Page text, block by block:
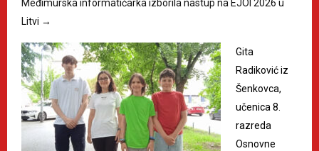
Međimurska informatičarka izborila nastup na EJOI 2026 u
Litvi →
Gita
Radiković iz
Šenkovca,
učenica 8.
razreda
Osnovne